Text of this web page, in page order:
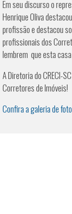
Em seu discurso o
Henrique Oliva
profissão e destacou
profissionais dos
lembrem que esta
A Diretoria do CRECI-
Corretores de Imóveis!
Confira a galeria de